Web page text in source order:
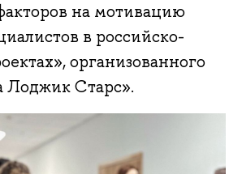
на мотивацию
в российско-
организованного
Старс».